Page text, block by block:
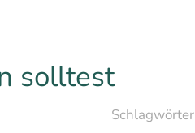
solltest
Schlagwörter